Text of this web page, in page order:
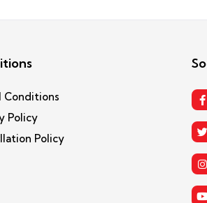
Conditions
Policy
Policy